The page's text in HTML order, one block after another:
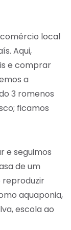
local
Aqui,
e comprar
a
3 romenos
ficamos
e seguimos
de um
reproduzir
aquaponia,
escola ao